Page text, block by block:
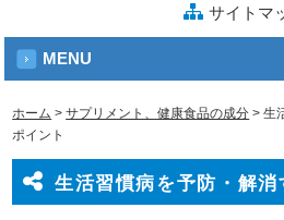
サイトマ
MENU
ホーム >サプリメント、健康食品の成分 >生
ポイント
生活習慣病を予防・解消